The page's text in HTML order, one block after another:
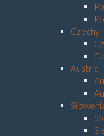
Czechy
Austria